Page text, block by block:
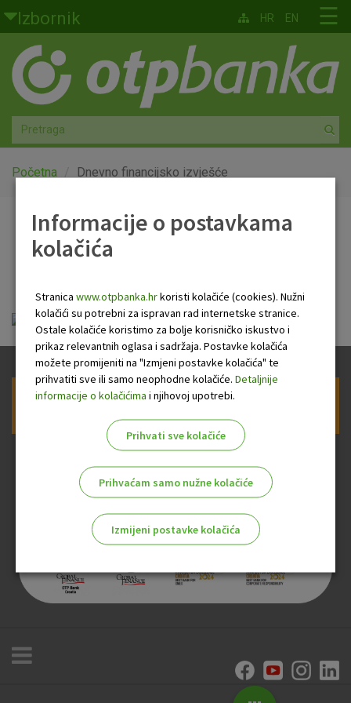
Skoči na glavni sadržaj
Izbornik
Građani
Privatno bankarstvo
Agro
Mala poduzeća i obrtnici
Globalna tržišta
O nama
☰
HR EN
Početna Dnevno financijsko izvješće
Dnevno financijsko
Dnevno financijsko izvješće.pdf
Prijava na newsletter OTP banke
Informacije o postavkama
kolačića
Stranica www.otpbanka.hrkoristi kolačiće (cookies). Nužni
kolačići su potrebni za ispravan rad internetske stranice.
Ostale kolačiće koristimo za bolje korisničko iskustvo i
prikaz relevantnih oglasa i sadržaja. Postavke kolačića
možete promijeniti na "Izmjeni postavke kolačića" te
prihvatiti sve ili samo neophodne kolačiće. Detaljnije
informacije o kolačićima i njihovoj upotrebi.
Prihvati sve kolačiće
Prihvaćam samo nužne kolačiće
Izmijeni postavke kolačića
Nužni kolačići